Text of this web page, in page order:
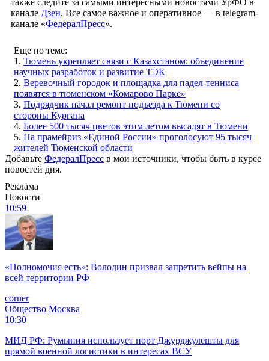
канале Дзен. Все самое важное и оперативное — в telegram-
канале «ФедералПресс».
Еще по теме:
1. Тюмень укрепляет связи с Казахстаном: объединение
научных разработок и развитие ТЭК
2. Веревочный городок и площадка для падел-тенниса
появятся в тюменском «Комарово Парке»
3. Подрядчик начал ремонт подъезда к Тюмени со
стороны Кургана
4. Более 500 тысяч цветов этим летом высадят в Тюмени
5. На прамейриз «Единой России» проголосуют 95 тысяч
жителей Тюменской области
Добавьте ФедералПресс в мои источники, чтобы быть в курсе
новостей дня.
Реклама
Новости
10:59
«Полномочия есть»: Володин призвал запретить вейпы на
всей территории РФ
corner
Общество Москва
10:30
МИД РФ: Румыния использует порт Джурджулешты для
прямой военной логистики в интересах ВСУ